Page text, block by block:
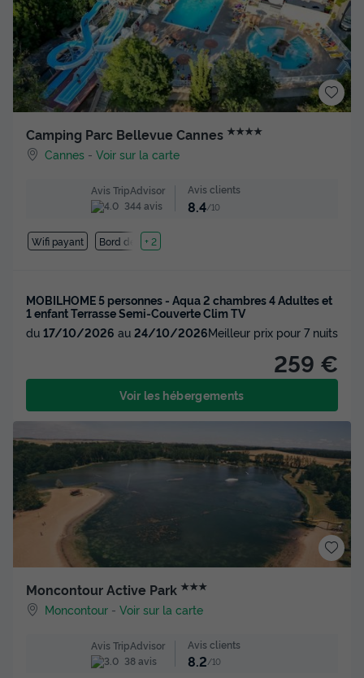
Camping Parc Bellevue Cannes ★★★★
Cannes -Voir sur la carte
Avis TripAdvisor
344 avis
Avis clients
8.4/10
Wifi payant Bord de mer
+ 2
MOBILHOME 5 personnes - Aqua 2 chambres 4 Adultes et
1 enfant Terrasse Semi-Couverte Clim TV
du 17/10/2026 au 24/10/2026Meilleur prix pour 7 nuits
259 €
Voir les hébergements
Moncontour Active Park ★★★
Moncontour -Voir sur la carte
Avis TripAdvisor
38 avis
Avis clients
8.2/10